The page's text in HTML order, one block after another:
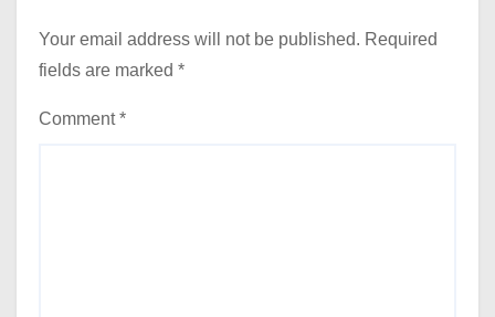
Your email address will not be published. Required
fields are marked *
Comment*